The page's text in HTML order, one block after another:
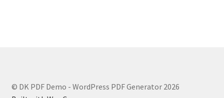
© DK PDF Demo - WordPress PDF Generator 2026